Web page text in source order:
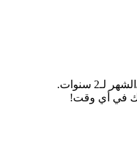
تتجدّد مقابل E£⁦529⁩/الشهر لـ2 سنوات.
في أي وقت!